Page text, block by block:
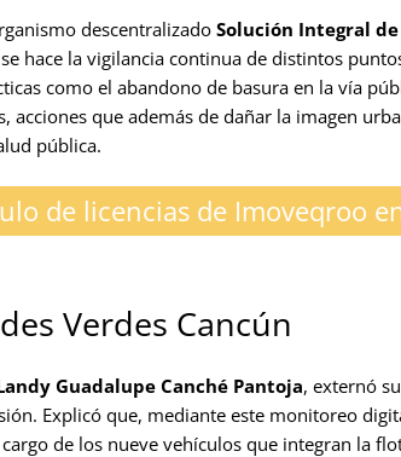
descentralizado Solución Integral de
hace la vigilancia continua de distintos
como el abandono de basura en la vía
acciones que además de dañar la imagen
pública.
de licencias de Imoveqroo
Verdes Cancún
Guadalupe Canché Pantoja, externó su
Explicó que, mediante este monitoreo
de los nueve vehículos que integran la